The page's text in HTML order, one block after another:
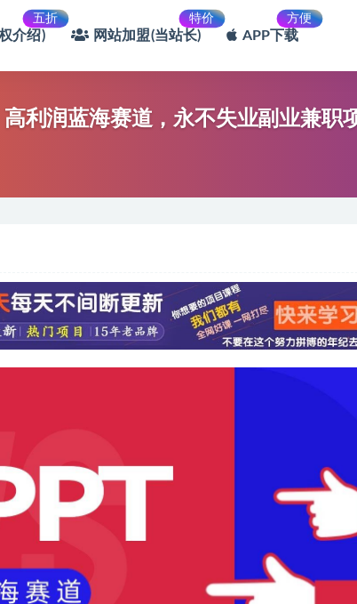
介绍)
五折
网站加盟(当站长)
特价
APP下载
方便
利润蓝海赛道，永不失业副业兼职